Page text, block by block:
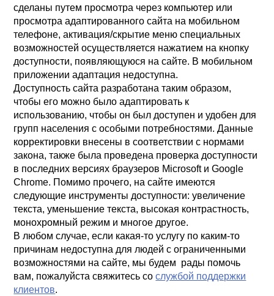
сделаны путем просмотра через компьютер или
просмотра адаптированного сайта на мобильном
телефоне, активация/скрытие меню специальных
возможностей осуществляется нажатием на кнопку
доступности, появляющуюся на сайте. В мобильном
приложении адаптация недоступна.
Доступность сайта разработана таким образом,
чтобы его можно было адаптировать к
использованию, чтобы он был доступен и удобен для
групп населения с особыми потребностями. Данные
корректировки внесены в соответствии с нормами
закона, также была проведена проверка доступности
в последних версиях браузеров Microsoft и Google
Chrome. Помимо прочего, на сайте имеются
следующие инструменты доступности: увеличение
текста, уменьшение текста, высокая контрастность,
монохромный режим и многое другое.
В любом случае, если какая-то услугу по каким-то
причинам недоступна для людей с ограниченными
возможностями на сайте, мы будем рады помочь
вам, пожалуйста свяжитесь сослужбой поддержки
клиентов.